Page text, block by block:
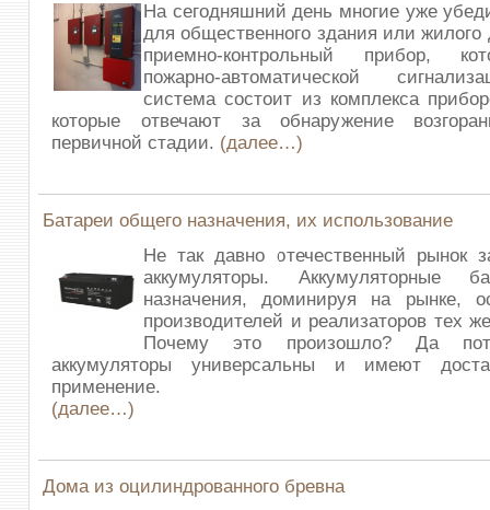
На сегодняшний день многие уже
для общественного здания или
приемно-контрольный прибор,
пожарно-автоматической
система состоит из комплекса
которые отвечают за обнаружение
первичной стадии. (далее…)
Батареи общего назначения, их использование
Не так давно отечественный рынок
аккумуляторы. Аккумуляторные
назначения, доминируя на рынке,
производителей и реализаторов тех
Почему это произошло? Да
аккумуляторы универсальны и имеют
применение.
(далее…)
Дома из оцилиндрованного бревна